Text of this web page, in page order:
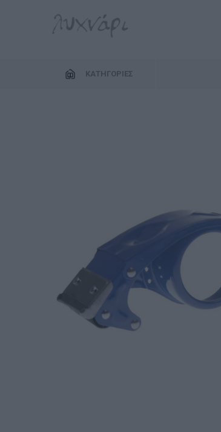
ΚΑΤΗΓΟΡΊΕΣ